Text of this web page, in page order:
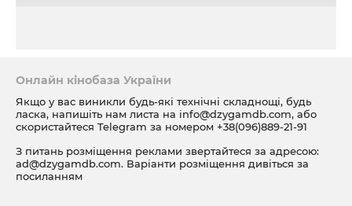
Онлайн кінобаза України
Якщо у вас виникли будь-які технічні складнощі, будь
ласка, напишіть нам листа на info@dzygamdb.com, або
скористайтеся Telegram за номером +38(096)889-21-91
З питань розміщення реклами звертайтеся за адресою:
ad@dzygamdb.com. Варіанти розміщення дивіться за
посиланням